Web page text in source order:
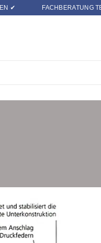
✔ FACHBERATUNG